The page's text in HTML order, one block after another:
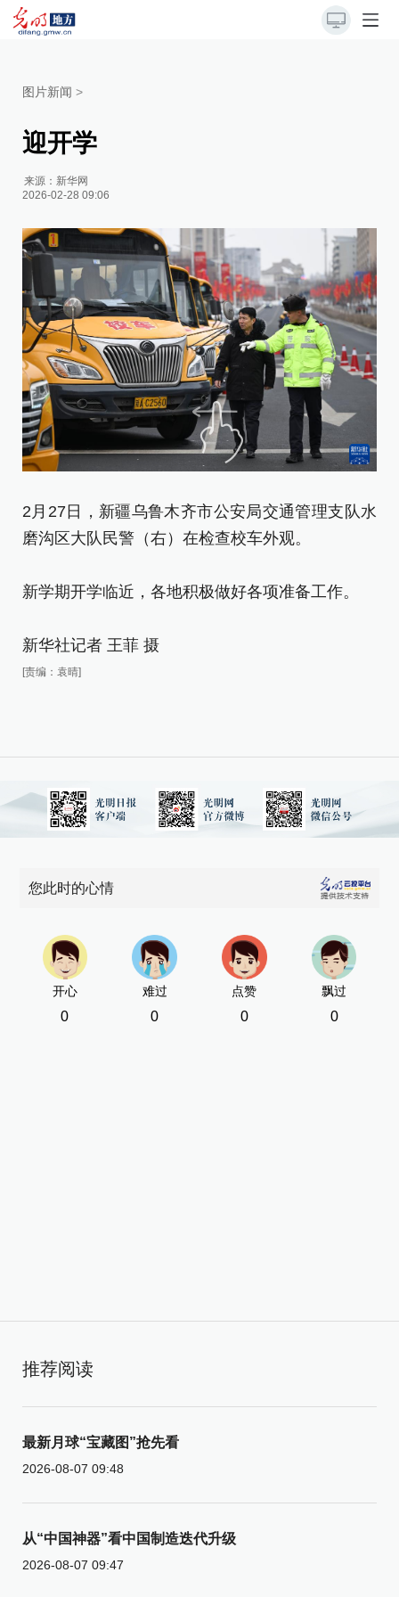
图片新闻 >
迎开学
来源： 新华网
2026-02-28 09:06
2月27日，新疆乌鲁木齐市公安局交通管理支队水
磨沟区大队民警（右）在检查校车外观。
新学期开学临近，各地积极做好各项准备工作。
新华社记者 王菲 摄
[责编：袁晴]
您此时的心情
开心
0
难过
0
点赞
0
飘过
0
推荐阅读
最新月球“宝藏图”抢先看
2026-08-07 09:48
从“中国神器”看中国制造迭代升级
2026-08-07 09:47